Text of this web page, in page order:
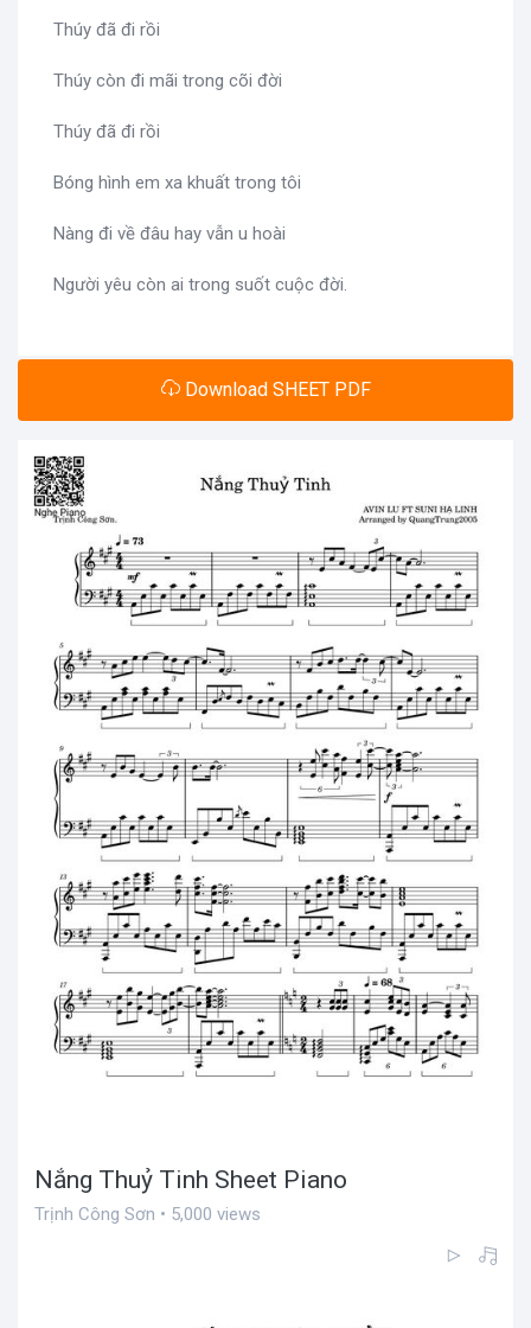
Thúy đã đi rồi
Thúy còn đi mãi trong cõi đời
Thúy đã đi rồi
Bóng hình em xa khuất trong tôi
Nàng đi về đâu hay vẫn u hoài
Người yêu còn ai trong suốt cuộc đời.
Download SHEET PDF
Nắng Thuỷ Tinh Sheet Piano
Trịnh Công Sơn • 5,000 views